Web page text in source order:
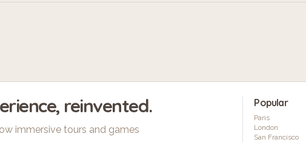
reinvented.
immersive tours and games
Popular
Paris
London
San Francisco